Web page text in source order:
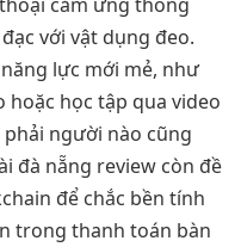
với vật dụng đeo.
lực mới mẻ, như
học tập qua video
phải người nào cũng
đà nẵng review còn đề
để chắc bền tính
trong thanh toán bàn